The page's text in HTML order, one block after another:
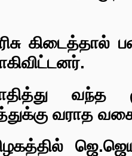
வந்த
வராத